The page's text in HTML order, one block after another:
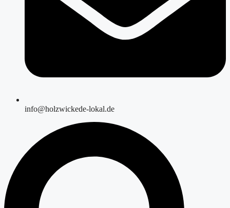
info@holzwickede-lokal.de